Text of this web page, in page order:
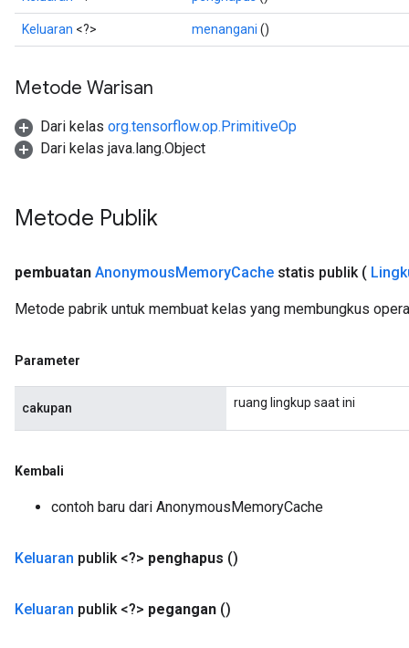
Keluaran <?> menangani ()
Metode Warisan
Dari kelas org.tensorflow.op.PrimitiveOp
Dari kelas java.lang.Object
Metode Publik
pembuatan AnonymousMemoryCache statis publik (
Metode pabrik untuk membuat kelas yang membungkus
Parameter
cakupan ruang lingkup saat ini
Kembali
contoh baru dari AnonymousMemoryCache
Keluaran publik <?> penghapus ()
Keluaran publik <?> pegangan ()